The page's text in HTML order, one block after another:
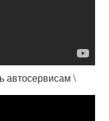
автосервисам \